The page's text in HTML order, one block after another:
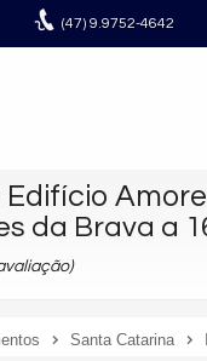
(47) 9.9752-4642
da Brava a
Santa Catarina